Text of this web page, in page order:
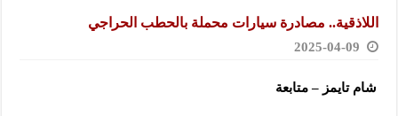
اللاذقية.. مصادرة سيارات محملة بالحطب الحراجي
2025-04-09
شام تايمز – متابعة